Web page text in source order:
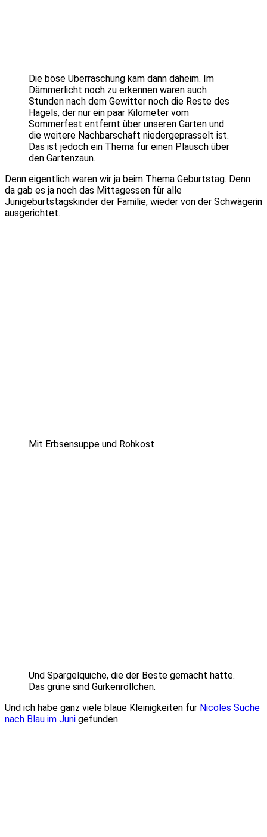
Die böse Überraschung kam dann daheim. Im
Dämmerlicht noch zu erkennen waren auch
Stunden nach dem Gewitter noch die Reste des
Hagels, der nur ein paar Kilometer vom
Sommerfest entfernt über unseren Garten und
die weitere Nachbarschaft niedergeprasselt ist.
Das ist jedoch ein Thema für einen Plausch über
den Gartenzaun.
Denn eigentlich waren wir ja beim Thema Geburtstag. Denn
da gab es ja noch das Mittagessen für alle
Junigeburtstagskinder der Familie, wieder von der Schwägerin
ausgerichtet.
Mit Erbsensuppe und Rohkost
Und Spargelquiche, die der Beste gemacht hatte.
Das grüne sind Gurkenröllchen.
Und ich habe ganz viele blaue Kleinigkeiten für Nicoles Suche
nach Blau im Juni gefunden.